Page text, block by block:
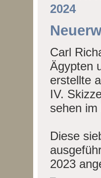
Carl
Ägypten
erstellte
IV.
sehen
Diese
2023